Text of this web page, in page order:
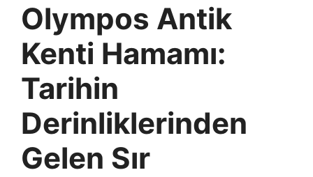
Olympos Antik
Kenti Hamamı:
Tarihin
Derinliklerinden
Gelen Sır